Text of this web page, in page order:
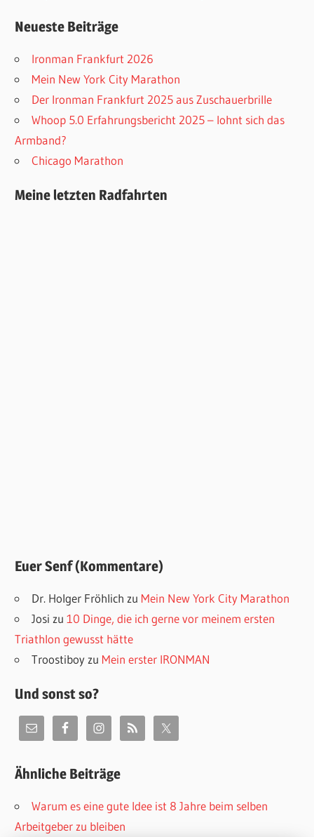
Neueste Beiträge
Ironman Frankfurt 2026
Mein New York City Marathon
Der Ironman Frankfurt 2025 aus Zuschauerbrille
Whoop 5.0 Erfahrungsbericht 2025 – lohnt sich das
Armband?
Chicago Marathon
Meine letzten Radfahrten
Euer Senf (Kommentare)
Dr. Holger Fröhlich zu Mein New York City Marathon
Josi zu10 Dinge, die ich gerne vor meinem ersten
Triathlon gewusst hätte
Troostiboy zu Mein erster IRONMAN
Und sonst so?
Ähnliche Beiträge
Warum es eine gute Idee ist 8 Jahre beim selben
Arbeitgeber zu bleiben